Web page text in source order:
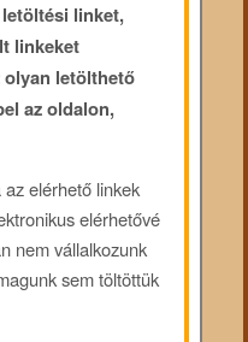
linket,
linkeket
olyan letölthető
az oldalon,
elérhető linkek
elérhetővé
nem vállalkozunk
sem töltöttük